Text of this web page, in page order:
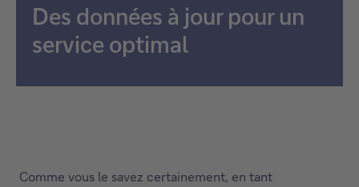
Des données à jour pour un
service optimal
Comme vous le savez certainement, en tant